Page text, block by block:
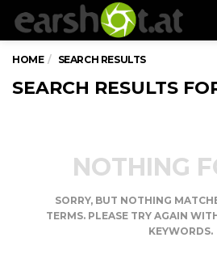
HOME SEARCH RESULTS
SEARCH RESULTS
NOTHING
SORRY, BUT NOTHING
TERMS. PLEASE TRY AGAIN
KEYWORDS.